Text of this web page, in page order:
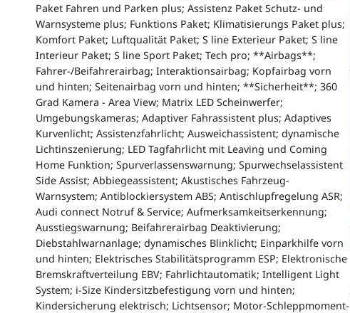
Paket Fahren und Parken plus; Assistenz Paket Schutz- und
Warnsysteme plus; Funktions Paket; Klimatisierungs Paket plus;
Komfort Paket; Luftqualität Paket; S line Exterieur Paket; S line
Interieur Paket; S line Sport Paket; Tech pro; **Airbags**;
Fahrer-/Beifahrerairbag; Interaktionsairbag; Kopfairbag vorn
und hinten; Seitenairbag vorn und hinten; **Sicherheit**; 360
Grad Kamera - Area View; Matrix LED Scheinwerfer;
Umgebungskameras; Adaptiver Fahrassistent plus; Adaptives
Kurvenlicht; Assistenzfahrlicht; Ausweichassistent; dynamische
Lichtinszenierung; LED Tagfahrlicht mit Leaving und Coming
Home Funktion; Spurverlassenswarnung; Spurwechselassistent
Side Assist; Abbiegeassistent; Akustisches Fahrzeug-
Warnsystem; Antiblockiersystem ABS; Antischlupfregelung ASR;
Audi connect Notruf & Service; Aufmerksamkeitserkennung;
Ausstiegswarnung; Beifahrerairbag Deaktivierung;
Diebstahlwarnanlage; dynamisches Blinklicht; Einparkhilfe vorn
und hinten; Elektrisches Stabilitätsprogramm ESP; Elektronische
Bremskraftverteilung EBV; Fahrlichtautomatik; Intelligent Light
System; i-Size Kindersitzbefestigung vorn und hinten;
Kindersicherung elektrisch; Lichtsensor; Motor-Schleppmoment-